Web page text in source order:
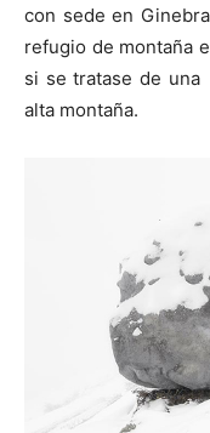
con sede en
refugio de montaña
si se tratase de
alta montaña.